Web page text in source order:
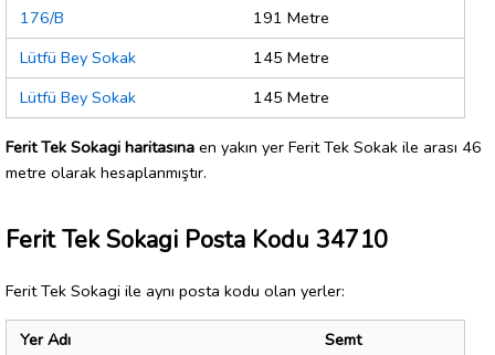
176/B
191 Metre
Lütfü Bey Sokak
145 Metre
Lütfü Bey Sokak
145 Metre
Ferit Tek Sokagi haritasına en yakın yer Ferit Tek Sokak ile arası 46
metre olarak hesaplanmıştır.
Ferit Tek Sokagi Posta Kodu 34710
Ferit Tek Sokagi ile aynı posta kodu olan yerler:
Yer Adı
Semt